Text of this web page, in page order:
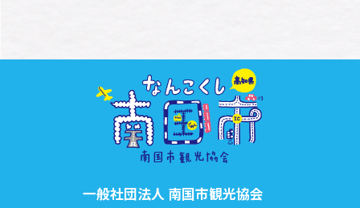
一般社団法人 南国市観光協会